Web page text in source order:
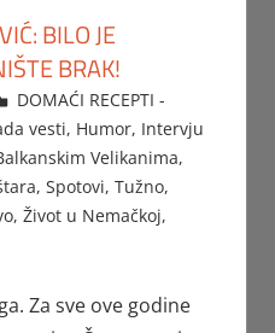
BILO JE
BRAK!
Beba
DOMAĆI RECEPTI -
vesti, Humor, Intervju
Velikanima,
, Spotovi, Tužno,
, Život u Nemačkoj,
Za sve ove godine